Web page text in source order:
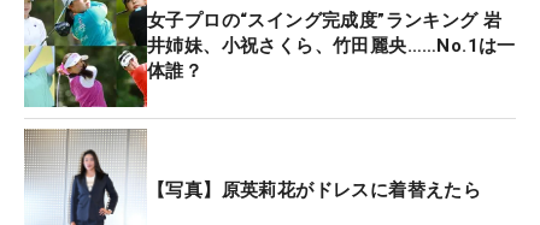
女子プロの“スイング完成度”ランキング 岩
井姉妹、小祝さくら、竹田麗央……No.1は一
体誰？
【写真】原英莉花がドレスに着替えたら